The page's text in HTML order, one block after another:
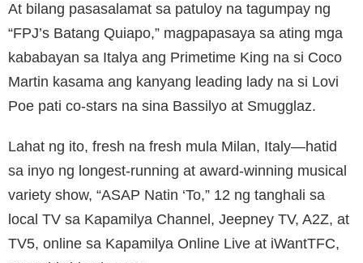
At bilang pasasalamat sa patuloy na tagumpay ng
“FPJ’s Batang Quiapo,” magpapasaya sa ating mga
kababayan sa Italya ang Primetime King na si Coco
Martin kasama ang kanyang leading lady na si Lovi
Poe pati co-stars na sina Bassilyo at Smugglaz.
Lahat ng ito, fresh na fresh mula Milan, Italy—hatid
sa inyo ng longest-running at award-winning musical
variety show, “ASAP Natin ‘To,” 12 ng tanghali sa
local TV sa Kapamilya Channel, Jeepney TV, A2Z, at
TV5, online sa Kapamilya Online Live at iWantTFC,